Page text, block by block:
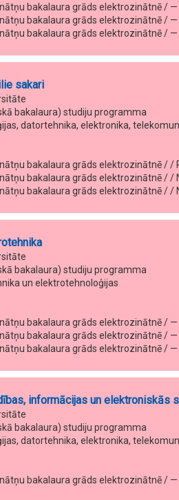
bakalaura grāds elektrozinātnē /
bakalaura grāds elektrozinātnē /
bakalaura grāds elektrozinātnē /
sakari
bakalaura) studiju programma
datortehnika, elektronika,
bakalaura grāds elektrozinātnē / /
bakalaura grāds elektrozinātnē / /
bakalaura grāds elektrozinātnē / /
bakalaura) studiju programma
un elektrotehnoloģijas
bakalaura grāds elektrozinātnē /
bakalaura grāds elektrozinātnē /
bakalaura grāds elektrozinātnē /
informācijas un elektroniskās
bakalaura) studiju programma
datortehnika, elektronika,
bakalaura grāds elektrozinātnē /